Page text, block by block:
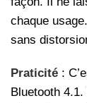
chaque
sans
Praticité :
Bluetooth